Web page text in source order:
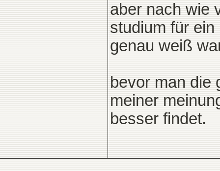
aber nach wie
studium für
genau weiß
bevor man die
meiner
besser findet.